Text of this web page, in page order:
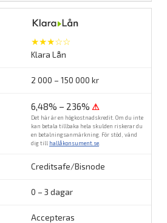
★★★☆☆
Klara Lån
2 000 – 150 000 kr
6,48% – 236% ⚠
Det här är en högkostnadskredit. Om du inte
kan betala tillbaka hela skulden riskerar du
en betalningsanmärkning. För stöd, vänd
dig till hallåkonsument.se
Creditsafe/Bisnode
0 – 3 dagar
Accepteras